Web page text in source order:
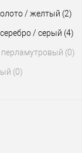
/ желтый (2)
/ серый (4)
(0)
(0)